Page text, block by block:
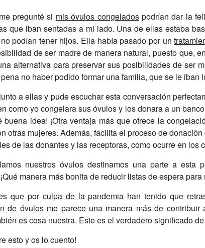
pregunté si mis óvulos congeladospodrían dar la
que iban sentadas a mi lado. Una de ellas estaba
podían tener hijos. Ella había pasado por un
de ser madre de manera natural, puesto que,
alternativa para preservar sus posibilidades de ser
no haber podido formar una familia, que se le iban
a ellas y pude escuchar esta conversación
como yo congelara sus óvulos y los donara a un
buena idea! ¡Otra ventaja más que ofrece la
otras mujeres. Además, facilita el proceso de
de las donantes y las receptoras, como ocurre en los
nuestros óvulos destinamos una parte a esta
manera más bonita de reducir listas de espera
que por culpa de la pandemia han tenido que
de óvulosme parece una manera más de
es cosa nuestra. Este es el verdadero significado
esto y os lo cuento!